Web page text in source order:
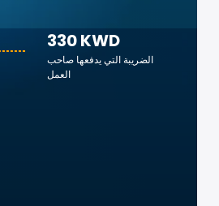
330 KWD
الضريبة التي يدفعها صاحب
العمل